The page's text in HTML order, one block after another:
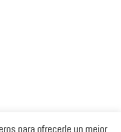
para ofrecerle un mejor